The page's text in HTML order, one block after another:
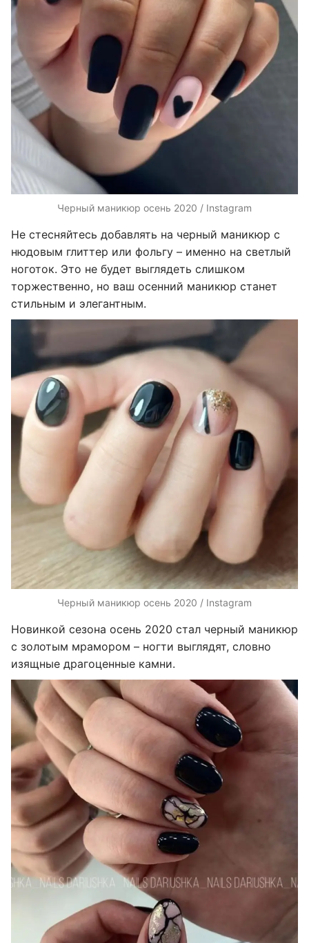
Черный маникюр осень 2020 / Instagram
Не стесняйтесь добавлять на черный маникюр с
нюдовым глиттер или фольгу – именно на светлый
ноготок. Это не будет выглядеть слишком
торжественно, но ваш осенний маникюр станет
стильным и элегантным.
Черный маникюр осень 2020 / Instagram
Новинкой сезона осень 2020 стал черный маникюр
с золотым мрамором – ногти выглядят, словно
изящные драгоценные камни.